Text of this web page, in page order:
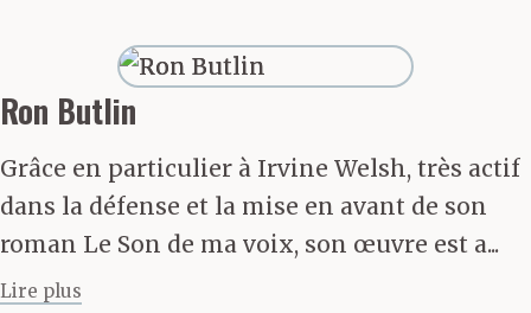
peut-être toucher le dos
de sa main qui reposait
sur l’accoudoir. Mais
même imaginer cela
comme ayant été un
Ron Butlin
Grâce en particulier à Irvine Welsh, très actif
dans la défense et la mise en avant de son
roman Le Son de ma voix, son œuvre est a...
Lire plus